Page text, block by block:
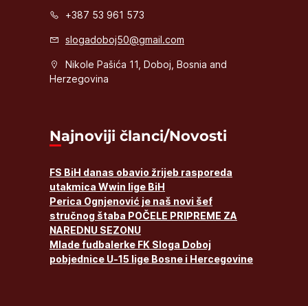
+387 53 961 573
slogadoboj50@gmail.com
Nikole Pašića 11, Doboj, Bosnia and
Herzegovina
Najnoviji članci/Novosti
FS BiH danas obavio žrijeb rasporeda
utakmica Wwin lige BiH
Perica Ognjenović je naš novi šef
stručnog štaba POČELE PRIPREME ZA
NAREDNU SEZONU
Mlade fudbalerke FK Sloga Doboj
pobjednice U-15 lige Bosne i Hercegovine